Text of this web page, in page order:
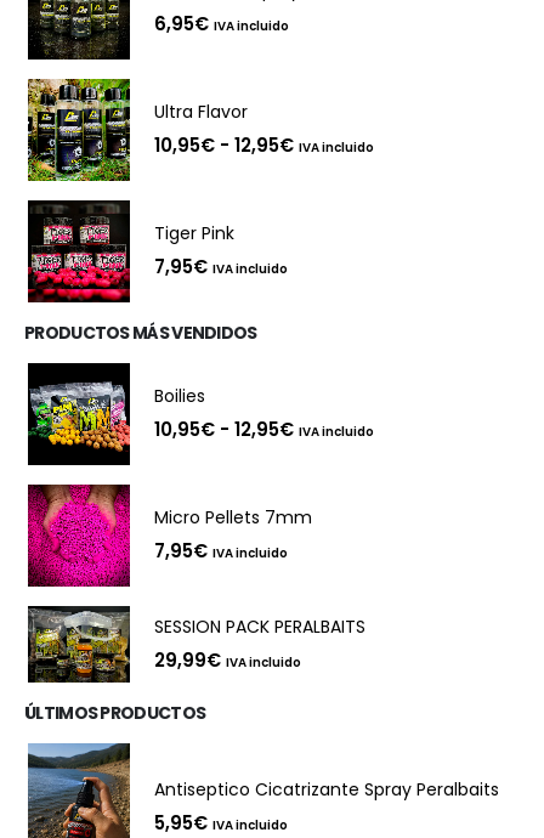
6,95€ IVA incluido
Ultra Flavor
10,95€ - 12,95€Rango
IVA incluido
Tiger Pink
7,95€ IVA incluido
PRODUCTOS MÁS VENDIDOS
Boilies
10,95€ - 12,95€Rango
hasta
IVA incluido
Micro Pellets 7mm
7,95€ IVA incluido
SESSION PACK PERALBAITS
29,99€ IVA incluido
ÚLTIMOS PRODUCTOS
Antiseptico Cicatrizante Spray Peralbaits
5,95€ IVA incluido